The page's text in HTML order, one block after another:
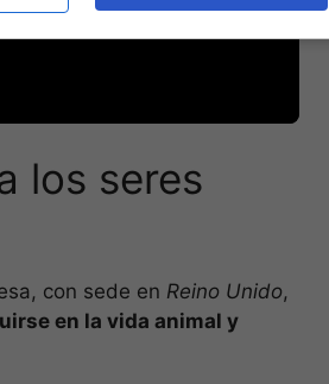
los seres
con sede en Reino Unido,
en la vida animal y